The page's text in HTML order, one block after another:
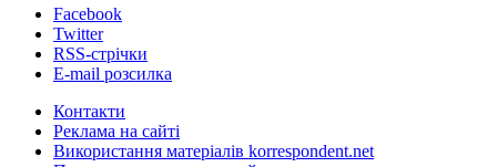
Facebook
Twitter
RSS-стрічки
E-mail розсилка
Контакти
Реклама на сайті
Використання матеріалів korrespondent.net